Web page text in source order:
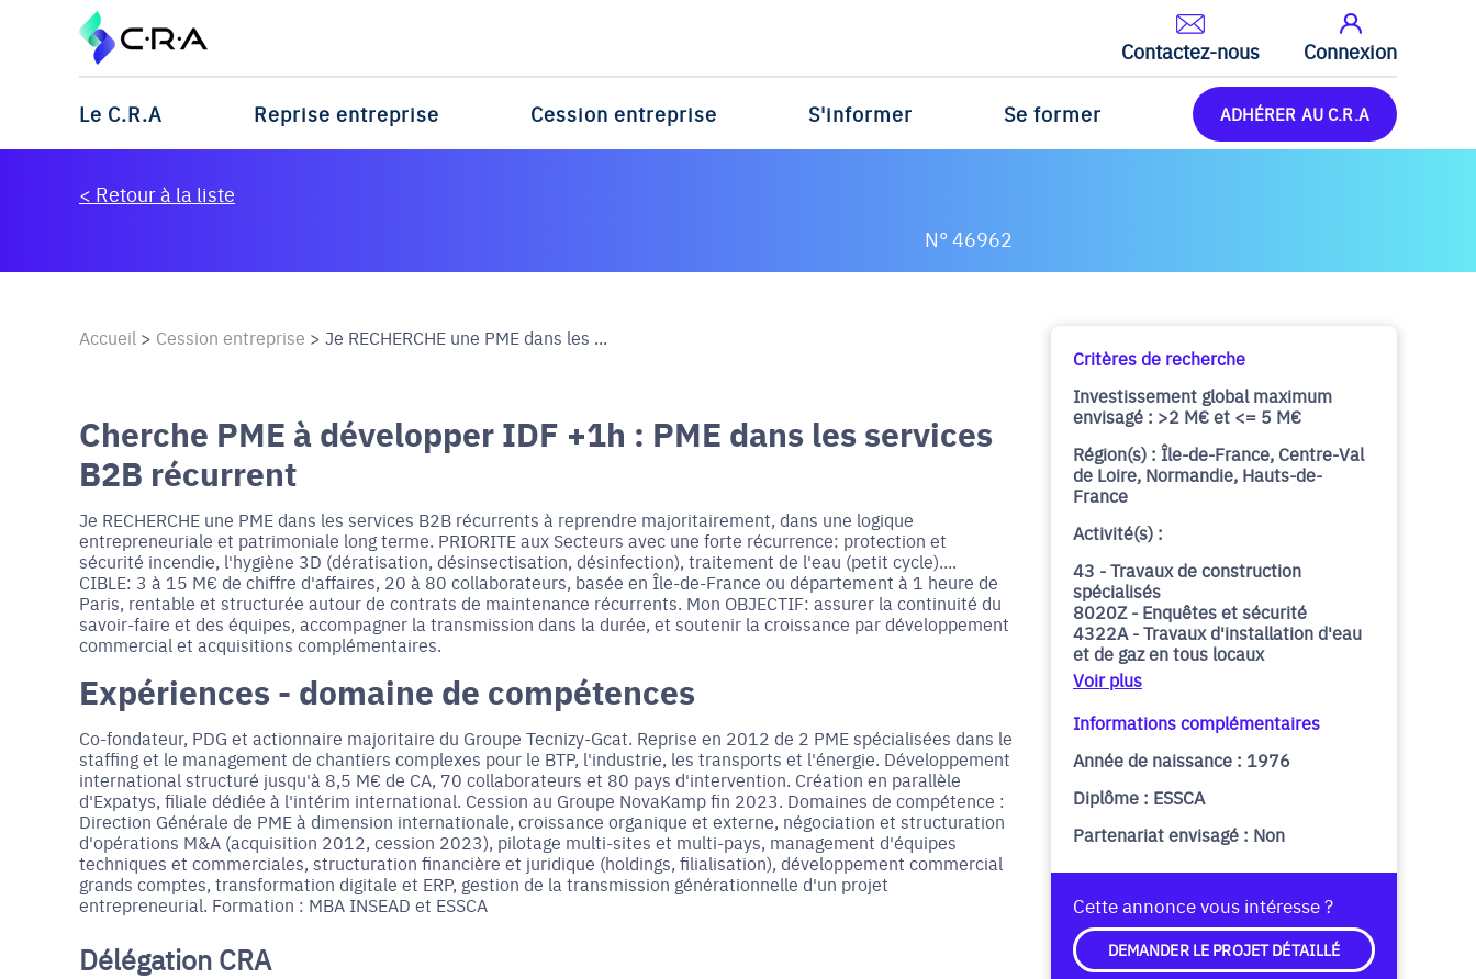
Contactez-nous Connexion
Le C.R.A Reprise entreprise Cession entreprise S'informer Se former ADHÉRER AU C.R.A
< Retour à la liste
N° 46962
Accueil > Cession entreprise > Je RECHERCHE une PME dans les ...
Cherche PME à développer IDF +1h : PME dans les services
B2B récurrent
Je RECHERCHE une PME dans les services B2B récurrents à reprendre majoritairement, dans une logique
entrepreneuriale et patrimoniale long terme. PRIORITE aux Secteurs avec une forte récurrence: protection et
sécurité incendie, l'hygiène 3D (dératisation, désinsectisation, désinfection), traitement de l'eau (petit cycle)....
CIBLE: 3 à 15 M€ de chiffre d'affaires, 20 à 80 collaborateurs, basée en Île-de-France ou département à 1 heure de
Paris, rentable et structurée autour de contrats de maintenance récurrents. Mon OBJECTIF: assurer la continuité du
savoir-faire et des équipes, accompagner la transmission dans la durée, et soutenir la croissance par développement
commercial et acquisitions complémentaires.
Expériences - domaine de compétences
Co-fondateur, PDG et actionnaire majoritaire du Groupe Tecnizy-Gcat. Reprise en 2012 de 2 PME spécialisées dans le
staffing et le management de chantiers complexes pour le BTP, l'industrie, les transports et l'énergie. Développement
international structuré jusqu'à 8,5 M€ de CA, 70 collaborateurs et 80 pays d'intervention. Création en parallèle
d'Expatys, filiale dédiée à l'intérim international. Cession au Groupe NovaKamp fin 2023. Domaines de compétence :
Direction Générale de PME à dimension internationale, croissance organique et externe, négociation et structuration
d'opérations M&A (acquisition 2012, cession 2023), pilotage multi-sites et multi-pays, management d'équipes
techniques et commerciales, structuration financière et juridique (holdings, filialisation), développement commercial
grands comptes, transformation digitale et ERP, gestion de la transmission générationnelle d'un projet
entrepreneurial. Formation : MBA INSEAD et ESSCA
Critères de recherche
Investissement global maximum
envisagé : >2 M€ et <= 5 M€
Région(s) : Île-de-France, Centre-Val
de Loire, Normandie, Hauts-de-
France
Activité(s) :
43 - Travaux de construction
spécialisés
8020Z - Enquêtes et sécurité
4322A - Travaux d'installation d'eau
et de gaz en tous locaux
Voir plus
Informations complémentaires
Année de naissance : 1976
Diplôme : ESSCA
Partenariat envisagé : Non
Cette annonce vous intéresse ?
DEMANDER LE PROJET DÉTAILLÉ
Délégation CRA